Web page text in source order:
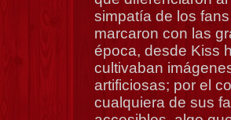
simpatía de los
marcaron con las
época, desde Kiss
cultivaban
artificiosas; por el
cualquiera de sus